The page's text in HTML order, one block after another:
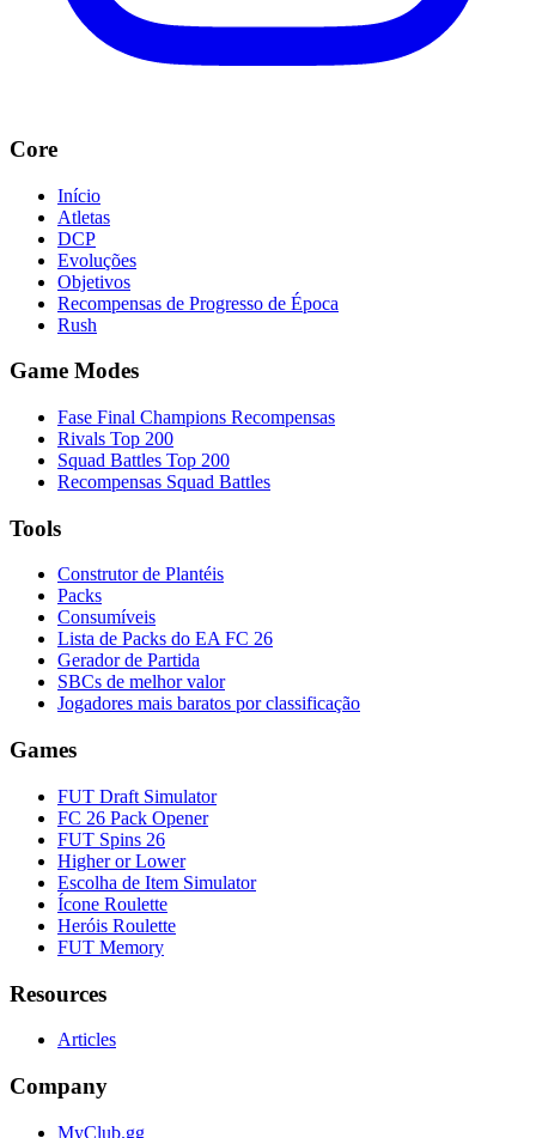
Core
Início
Atletas
DCP
Evoluções
Objetivos
Recompensas de Progresso de Época
Rush
Game Modes
Fase Final Champions Recompensas
Rivals Top 200
Squad Battles Top 200
Recompensas Squad Battles
Tools
Construtor de Plantéis
Packs
Consumíveis
Lista de Packs do EA FC 26
Gerador de Partida
SBCs de melhor valor
Jogadores mais baratos por classificação
Games
FUT Draft Simulator
FC 26 Pack Opener
FUT Spins 26
Higher or Lower
Escolha de Item Simulator
Ícone Roulette
Heróis Roulette
FUT Memory
Resources
Articles
Company
MyClub.gg